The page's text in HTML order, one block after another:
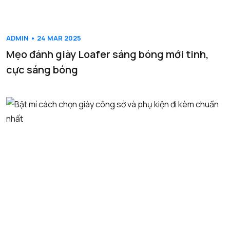
ADMIN • 24 MAR 2025
Mẹo đánh giày Loafer sáng bóng mới tinh,
cực sáng bóng